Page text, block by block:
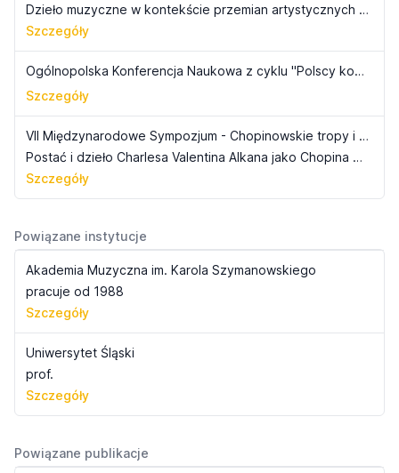
Dzieło muzyczne w kontekście przemian artystycznych idei kultury europejskiej &#8211; punkty i kontrapunkty
Szczegóły
Ogólnopolska Konferencja Naukowa z cyklu "Polscy kompozytorzy muzyki chóralnej" - "Moja piosnka - wokół muzyki Józefa Świdra"
Szczegóły
VII Międzynarodowe Sympozjum - Chopinowskie tropy i echa: recepcja dzieła Chopina w twórczości muzycznej
Postać i dzieło Charlesa Valentina Alkana jako Chopina &#8222;misterium mundi&#8221; / The personality and artistic work of Charles Valentin Alkan as Chopin&#8217;s misterium mundi
Szczegóły
Powiązane instytucje
Akademia Muzyczna im. Karola Szymanowskiego
pracuje od 1988
Szczegóły
Uniwersytet Śląski
prof.
Szczegóły
Powiązane publikacje